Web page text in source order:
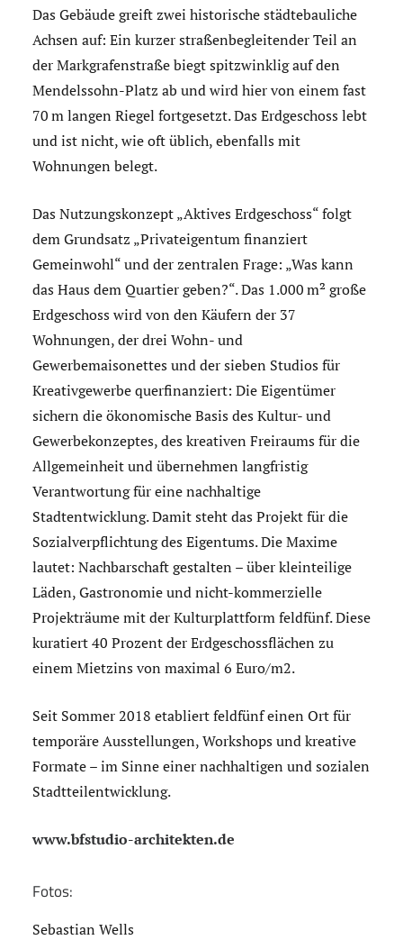
Das Gebäude greift zwei historische städtebauliche
Achsen auf: Ein kurzer straßenbegleitender Teil an
der Markgrafenstraße biegt spitzwinklig auf den
Mendelssohn-Platz ab und wird hier von einem fast
70 m langen Riegel fortgesetzt. Das Erdgeschoss lebt
und ist nicht, wie oft üblich, ebenfalls mit
Wohnungen belegt.
Das Nutzungskonzept „Aktives Erdgeschoss“ folgt
dem Grundsatz „Privateigentum finanziert
Gemeinwohl“ und der zentralen Frage: „Was kann
das Haus dem Quartier geben?“. Das 1.000 m² große
Erdgeschoss wird von den Käufern der 37
Wohnungen, der drei Wohn- und
Gewerbemaisonettes und der sieben Studios für
Kreativgewerbe querfinanziert: Die Eigentümer
sichern die ökonomische Basis des Kultur- und
Gewerbekonzeptes, des kreativen Freiraums für die
Allgemeinheit und übernehmen langfristig
Verantwortung für eine nachhaltige
Stadtentwicklung. Damit steht das Projekt für die
Sozialverpflichtung des Eigentums. Die Maxime
lautet: Nachbarschaft gestalten – über kleinteilige
Läden, Gastronomie und nicht-kommerzielle
Projekträume mit der Kulturplattform feldfünf. Diese
kuratiert 40 Prozent der Erdgeschossflächen zu
einem Mietzins von maximal 6 Euro/m2.
Seit Sommer 2018 etabliert feldfünf einen Ort für
temporäre Ausstellungen, Workshops und kreative
Formate – im Sinne einer nachhaltigen und sozialen
Stadtteilentwicklung.
www.bfstudio-architekten.de
Fotos:
Sebastian Wells